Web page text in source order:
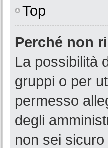
Top
Perché non
La possibilità
gruppi o per
permesso
degli
non sei